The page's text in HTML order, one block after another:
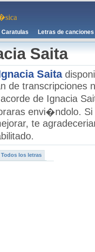
Caratulas Letras de canciones
Saita
Saita
de transcripciones
de Ignacia
envi�ndolo.
te
Todos los letras